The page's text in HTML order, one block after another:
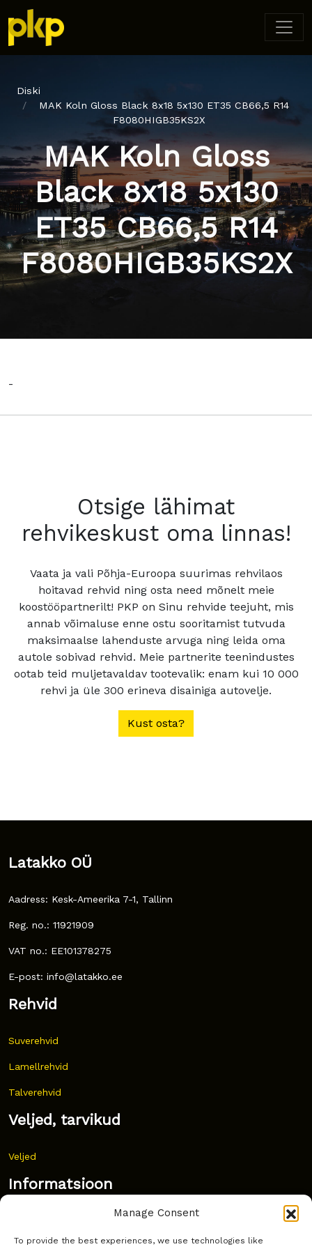
Manage Consent
To provide the best experiences, we use technologies like
Diski
MAK Koln Gloss Black 8x18 5x130 ET35 CB66,5 R14
F8080HIGB35KS2X
MAK Koln Gloss
Black 8x18 5x130
ET35 CB66,5 R14
F8080HIGB35KS2X
-
Otsige lähimat
rehvikeskust oma linnas!
Vaata ja vali Põhja-Euroopa suurimas rehvilaos
hoitavad rehvid ning osta need mõnelt meie
koostööpartnerilt! PKP on Sinu rehvide teejuht, mis
annab võimaluse enne ostu sooritamist tutvuda
maksimaalse lahenduste arvuga ning leida oma
autole sobivad rehvid. Meie partnerite teenindustes
ootab teid muljetavaldav tootevalik: enam kui 10 000
rehvi ja üle 300 erineva disainiga autovelje.
Kust osta?
Latakko OÜ
Aadress: Kesk-Ameerika 7-1, Tallinn
Reg. no.: 11921909
VAT no.: EE101378275
E-post: info@latakko.ee
Rehvid
Suverehvid
Lamellrehvid
Talverehvid
Veljed, tarvikud
Veljed
Informatsioon
Korduma kippuvad küsimused